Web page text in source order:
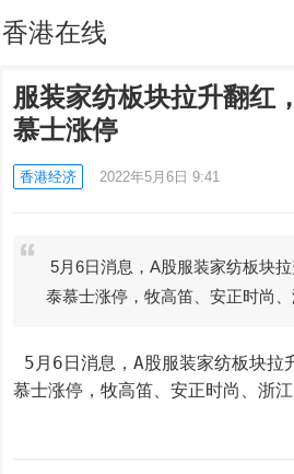
香港在线
服装家纺板块拉升翻红
慕士涨停
香港经济 2022年5月6日 9:41
5月6日消息，A股服装家纺板块拉
泰慕士涨停，牧高笛、安正时尚、
5月6日消息，A股服装家纺板块拉
慕士涨停，牧高笛、安正时尚、浙江